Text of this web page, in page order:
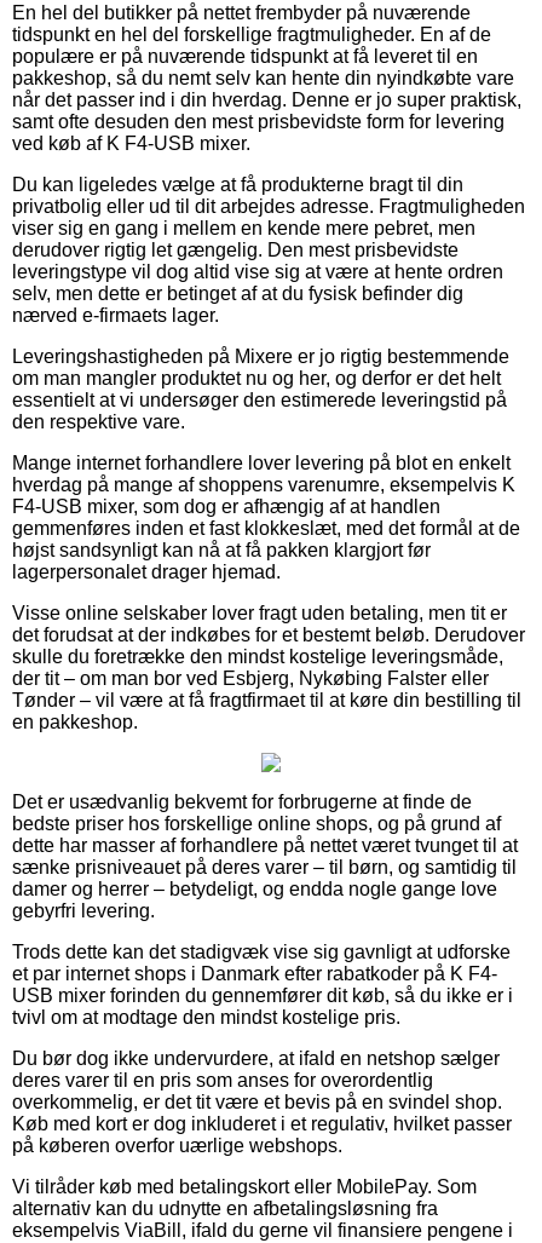
En hel del butikker på nettet frembyder på nuværende
tidspunkt en hel del forskellige fragtmuligheder. En af de
populære er på nuværende tidspunkt at få leveret til en
pakkeshop, så du nemt selv kan hente din nyindkøbte vare
når det passer ind i din hverdag. Denne er jo super praktisk,
samt ofte desuden den mest prisbevidste form for levering
ved køb af K F4-USB mixer.
Du kan ligeledes vælge at få produkterne bragt til din
privatbolig eller ud til dit arbejdes adresse. Fragtmuligheden
viser sig en gang i mellem en kende mere pebret, men
derudover rigtig let gængelig. Den mest prisbevidste
leveringstype vil dog altid vise sig at være at hente ordren
selv, men dette er betinget af at du fysisk befinder dig
nærved e-firmaets lager.
Leveringshastigheden på Mixere er jo rigtig bestemmende
om man mangler produktet nu og her, og derfor er det helt
essentielt at vi undersøger den estimerede leveringstid på
den respektive vare.
Mange internet forhandlere lover levering på blot en enkelt
hverdag på mange af shoppens varenumre, eksempelvis K
F4-USB mixer, som dog er afhængig af at handlen
gemmenføres inden et fast klokkeslæt, med det formål at de
højst sandsynligt kan nå at få pakken klargjort før
lagerpersonalet drager hjemad.
Visse online selskaber lover fragt uden betaling, men tit er
det forudsat at der indkøbes for et bestemt beløb. Derudover
skulle du foretrække den mindst kostelige leveringsmåde,
der tit – om man bor ved Esbjerg, Nykøbing Falster eller
Tønder – vil være at få fragtfirmaet til at køre din bestilling til
en pakkeshop.
Det er usædvanlig bekvemt for forbrugerne at finde de
bedste priser hos forskellige online shops, og på grund af
dette har masser af forhandlere på nettet været tvunget til at
sænke prisniveauet på deres varer – til børn, og samtidig til
damer og herrer – betydeligt, og endda nogle gange love
gebyrfri levering.
Trods dette kan det stadigvæk vise sig gavnligt at udforske
et par internet shops i Danmark efter rabatkoder på K F4-
USB mixer forinden du gennemfører dit køb, så du ikke er i
tvivl om at modtage den mindst kostelige pris.
Du bør dog ikke undervurdere, at ifald en netshop sælger
deres varer til en pris som anses for overordentlig
overkommelig, er det tit være et bevis på en svindel shop.
Køb med kort er dog inkluderet i et regulativ, hvilket passer
på køberen overfor uærlige webshops.
Vi tilråder køb med betalingskort eller MobilePay. Som
alternativ kan du udnytte en afbetalingsløsning fra
eksempelvis ViaBill, ifald du gerne vil finansiere pengene i